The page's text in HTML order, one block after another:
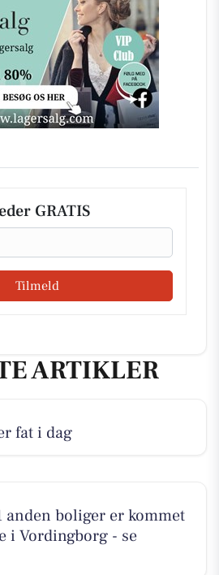
GRATIS
Tilmeld
ARTIKLER
fat i dag
anden boliger er kommet
i Vordingborg - se